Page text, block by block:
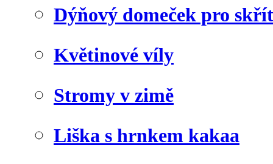
Dýňový domeček pro
Květinové víly
Stromy v zimě
Liška s hrnkem kakaa